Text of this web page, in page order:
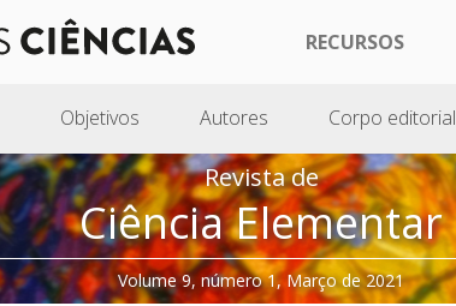
RECURSOS
Objetivos Autores Corpo editorial
Revista de
Ciência Elementar
Volume 9, número 1, Março de 2021